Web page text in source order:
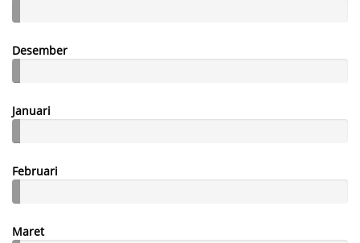
Desember
Januari
Februari
Maret